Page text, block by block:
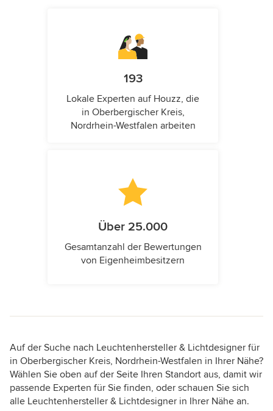
193
Lokale Experten auf Houzz, die
in Oberbergischer Kreis,
Nordrhein-Westfalen arbeiten
Über 25.000
Gesamtanzahl der Bewertungen
von Eigenheimbesitzern
Auf der Suche nach Leuchtenhersteller & Lichtdesigner für
in Oberbergischer Kreis, Nordrhein-Westfalen in Ihrer Nähe?
Wählen Sie oben auf der Seite Ihren Standort aus, damit wir
passende Experten für Sie finden, oder schauen Sie sich
alle Leuchtenhersteller & Lichtdesigner in Ihrer Nähe an.